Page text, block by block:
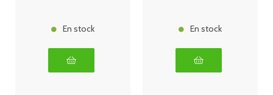
En stock En stock